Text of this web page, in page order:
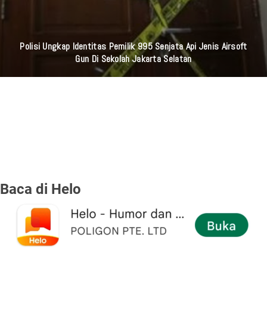
Polisi Ungkap Identitas Pemilik 995 Senjata Api Jenis Airsoft
Gun Di Sekolah Jakarta Selatan
Baca di Helo